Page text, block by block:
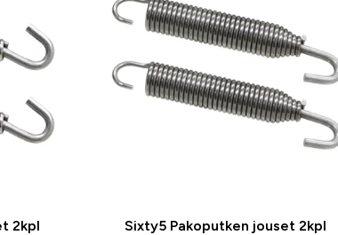
2kpl
Sixty5 Pakoputken jouset 2kpl